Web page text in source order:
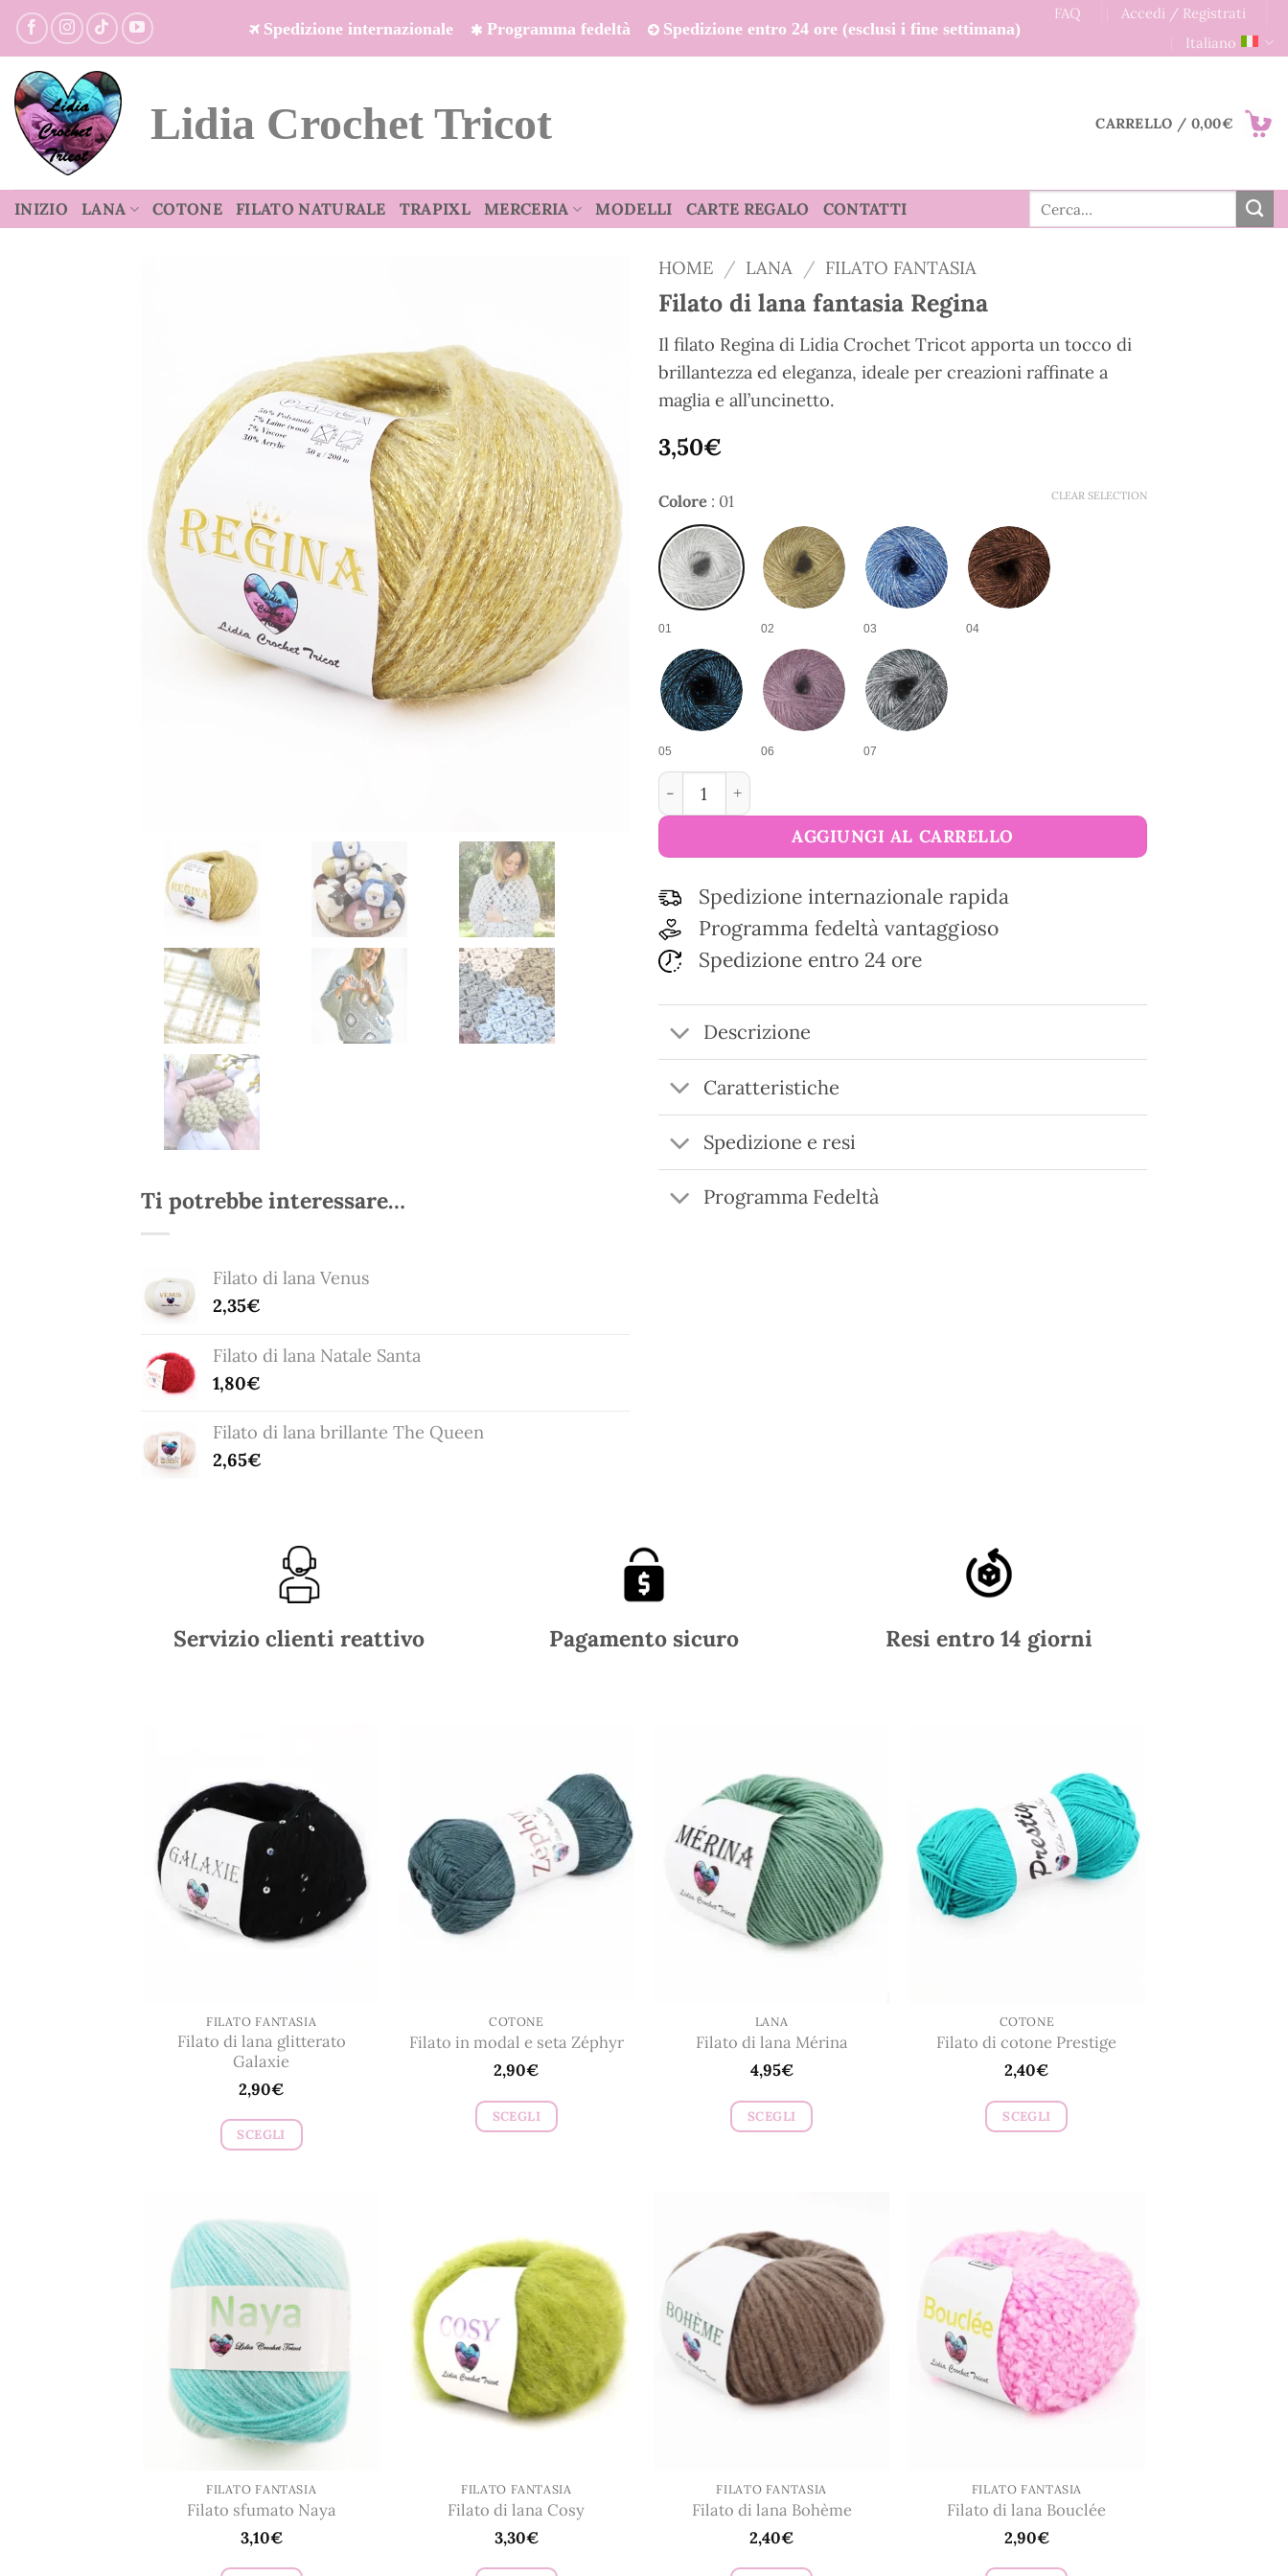
Salta
contenuti
Spedizione internazionale Programma fedeltà Spedizione entro 24 ore (esclusi i fine settimana)
FAQ
Accedi / Registrati
Italiano
Lidia Crochet Tricot CARRELLO / 0,00€
INIZIO LANA COTONE FILATO NATURALE TRAPIXL MERCERIA MODELLI CARTE REGALO CONTATTI Cerca:
Ti potrebbe interessare…
Filato di lana Venus
2,35€
Filato di lana Natale Santa
1,80€
Filato di lana brillante The Queen
2,65€
HOME / LANA / FILATO FANTASIA
Filato di lana fantasia Regina
Il filato Regina di Lidia Crochet Tricot apporta un tocco di
brillantezza ed eleganza, ideale per creazioni raffinate a
maglia e all’uncinetto.
3,50€
Colore : 01
01 02 03 04
05 06 07
CLEAR SELECTION
Filato di lana fantasia Regina quantità
AGGIUNGI AL CARRELLO
Spedizione internazionale rapida
Programma fedeltà vantaggioso
Spedizione entro 24 ore
Descrizione
Caratteristiche
Spedizione e resi
Programma Fedeltà
Servizio clienti reattivo Pagamento sicuro Resi entro 14 giorni
FILATO FANTASIA
Filato di lana glitterato
Galaxie
2,90€
SCEGLI
più
varianti.
Le
opzioni
possono
scelte
nella
pagina
del
prodotto
COTONE
Filato in modal e seta Zéphyr
2,90€
SCEGLI
varianti.
Le
opzioni
possono
essere
scelte
nella
pagina
LANA
Filato di lana Mérina
4,95€
SCEGLI
varianti.
Le
opzioni
possono
essere
scelte
nella
pagina
COTONE
Filato di cotone Prestige
2,40€
SCEGLI
varianti.
Le
opzioni
possono
essere
scelte
nella
pagina
FILATO FANTASIA
Filato sfumato Naya
3,10€
FILATO FANTASIA
Filato di lana Cosy
3,30€
FILATO FANTASIA
Filato di lana Bohème
2,40€
FILATO FANTASIA
Filato di lana Bouclée
2,90€